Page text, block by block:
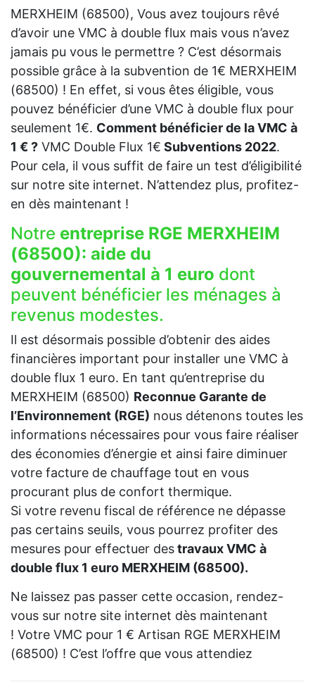
MERXHEIM (68500), Vous avez toujours rêvé
d’avoir une VMC à double flux mais vous n’avez
jamais pu vous le permettre ? C’est désormais
possible grâce à la subvention de 1€ MERXHEIM
(68500) ! En effet, si vous êtes éligible, vous
pouvez bénéficier d’une VMC à double flux pour
seulement 1€. Comment bénéficier de la VMC à
1 € ? VMC Double Flux 1€ Subventions 2022.
Pour cela, il vous suffit de faire un test d’éligibilité
sur notre site internet. N’attendez plus, profitez-
en dès maintenant !
Notre entreprise RGE MERXHEIM
(68500): aide du
gouvernemental à 1 euro dont
peuvent bénéficier les ménages à
revenus modestes.
Il est désormais possible d’obtenir des aides
financières important pour installer une VMC à
double flux 1 euro. En tant qu’entreprise du
MERXHEIM (68500) Reconnue Garante de
l’Environnement (RGE) nous détenons toutes les
informations nécessaires pour vous faire réaliser
des économies d’énergie et ainsi faire diminuer
votre facture de chauffage tout en vous
procurant plus de confort thermique.
Si votre revenu fiscal de référence ne dépasse
pas certains seuils, vous pourrez profiter des
mesures pour effectuer destravaux VMC à
double flux 1 euro MERXHEIM (68500).
Ne laissez pas passer cette occasion, rendez-
vous sur notre site internet dès maintenant
! Votre VMC pour 1 € Artisan RGE MERXHEIM
(68500) ! C’est l’offre que vous attendiez